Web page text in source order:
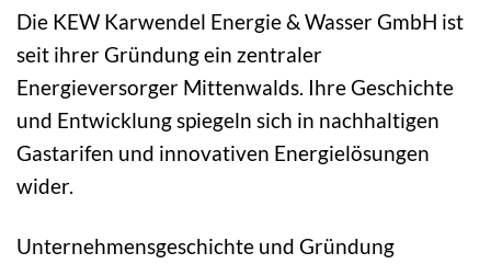
Die KEW Karwendel Energie & Wasser GmbH ist
seit ihrer Gründung ein zentraler
Energieversorger Mittenwalds. Ihre Geschichte
und Entwicklung spiegeln sich in nachhaltigen
Gastarifen und innovativen Energielösungen
wider.
Unternehmensgeschichte und Gründung